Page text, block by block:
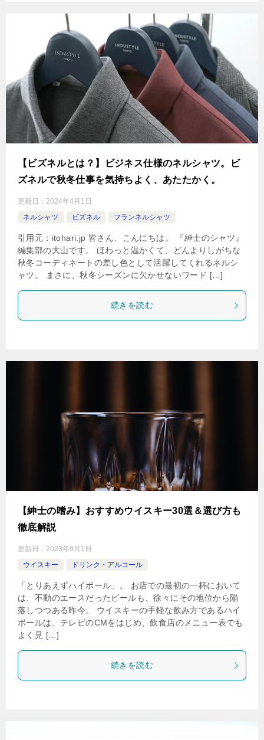
【ビズネルとは？】ビジネス仕様のネルシャツ。ビ
ズネルで秋冬仕事を気持ちよく、あたたかく。
更新日： 2024年4月1日
ネルシャツ
ビズネル フランネルシャツ
引用元：itohari.jp 皆さん、こんにちは。 『紳士のシャツ』
編集部の大山です。 ほわっと温かくて、どんよりしがちな
秋冬コーディネートの差し色として活躍してくれるネルシ
ャツ。 まさに、秋冬シーズンに欠かせないワード […]
続きを読む
【紳士の嗜み】おすすめウイスキー30選＆選び方も
徹底解説
更新日： 2023年9月1日
ウイスキー
ドリンク・アルコール
「とりあえずハイボール」。 お店での最初の一杯において
は、不動のエースだったビールも、徐々にその地位から陥
落しつつある昨今。 ウイスキーの手軽な飲み方であるハイ
ボールは、テレビのCMをはじめ、飲食店のメニュー表でも
よく見 […]
続きを読む